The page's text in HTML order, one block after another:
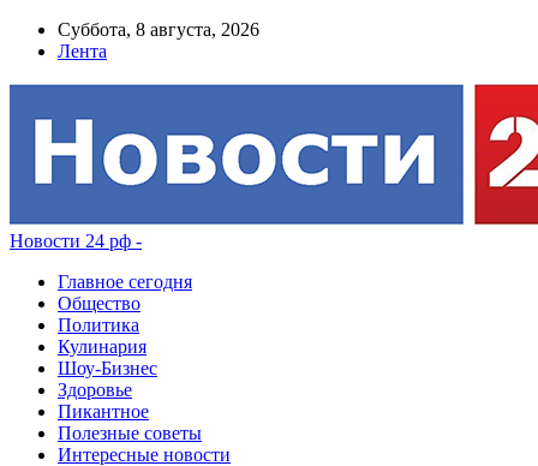
Суббота, 8 августа, 2026
Лента
Новости 24 рф -
Главное сегодня
Общество
Политика
Кулинария
Шоу-Бизнес
Здоровье
Пикантное
Полезные советы
Интересные новости